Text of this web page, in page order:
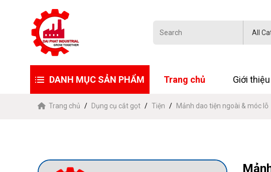
DANH MỤC SẢN PHẨM Trang chủ Giới thiệu
Trang chủ Dụng cụ cắt gọt Tiện Mảnh dao tiện ngoài & móc lỗ